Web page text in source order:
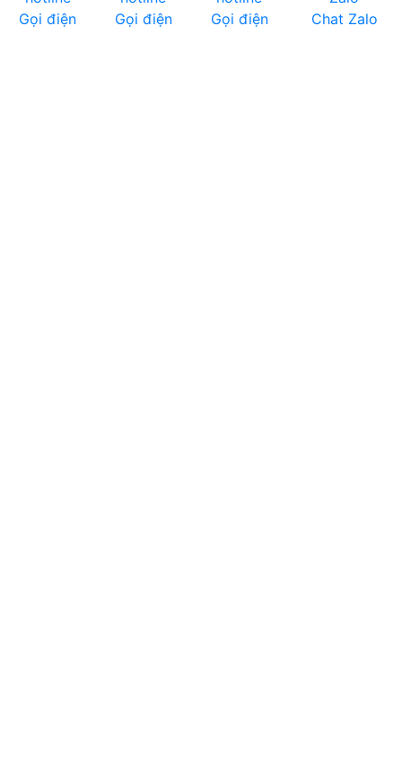
Gọi điện Gọi điện Gọi điện Chat Zalo